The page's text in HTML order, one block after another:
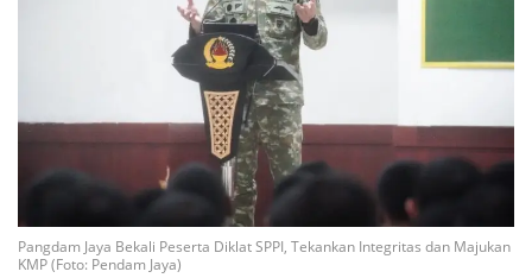
Pangdam Jaya Bekali Peserta Diklat SPPI, Tekankan Integritas dan Majukan
KMP (Foto: Pendam Jaya)